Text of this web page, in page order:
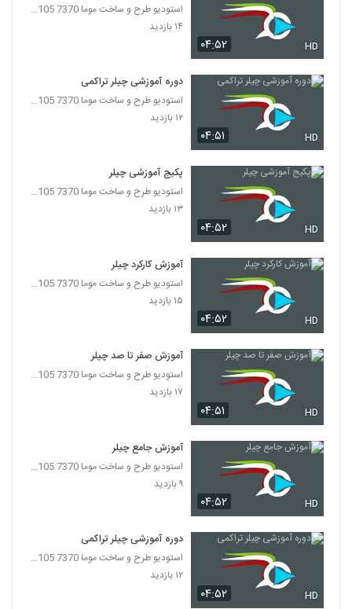
۰۴:۵۲ HD
استودیو طرح و ساخت موما 7370 7105-021
۱۴ بازدید
۰۴:۵۱ HD
دوره آموزشی چیلر تراکمی
استودیو طرح و ساخت موما 7370 7105-021
۱۲ بازدید
۰۴:۵۲ HD
پکیج آموزشی چیلر
استودیو طرح و ساخت موما 7370 7105-021
۱۳ بازدید
۰۴:۵۲ HD
آموزش کارکرد چیلر
استودیو طرح و ساخت موما 7370 7105-021
۱۵ بازدید
۰۴:۵۱ HD
آموزش صفر تا صد چیلر
استودیو طرح و ساخت موما 7370 7105-021
۱۷ بازدید
۰۴:۵۲ HD
آموزش جامع چیلر
استودیو طرح و ساخت موما 7370 7105-021
۹ بازدید
۰۴:۵۲ HD
دوره آموزشی چیلر تراکمی
استودیو طرح و ساخت موما 7370 7105-021
۱۲ بازدید